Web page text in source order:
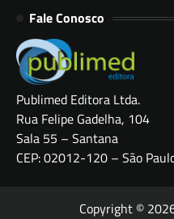
Fale Conosco
Publimed Editora Ltda.
Rua Felipe Gadelha, 104
Sala 55 – Santana
CEP: 02012-120 – São
Copyright ©